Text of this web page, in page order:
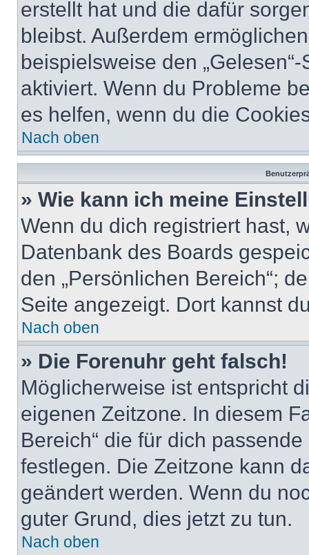
erstellt hat und die dafür
bleibst. Außerdem
beispielsweise den
aktiviert. Wenn du Probleme
es helfen, wenn du die
Nach oben
» Wie kann ich meine
Wenn du dich registriert hast,
Datenbank des Boards
den „Persönlichen Bereich“;
Seite angezeigt. Dort kannst
Nach oben
» Die Forenuhr geht falsch!
Möglicherweise ist entspricht
eigenen Zeitzone. In diesem
Bereich“ die für dich
festlegen. Die Zeitzone kann
geändert werden. Wenn du
guter Grund, dies jetzt zu tun.
Nach oben